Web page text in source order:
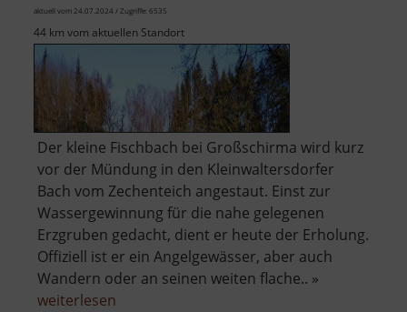
aktuell vom 24.07.2024 / Zugriffe: 6535
44 km vom aktuellen Standort
Der kleine Fischbach bei Großschirma wird kurz
vor der Mündung in den Kleinwaltersdorfer
Bach vom Zechenteich angestaut. Einst zur
Wassergewinnung für die nahe gelegenen
Erzgruben gedacht, dient er heute der Erholung.
Offiziell ist er ein Angelgewässer, aber auch
Wandern oder an seinen weiten flache.. »
weiterlesen